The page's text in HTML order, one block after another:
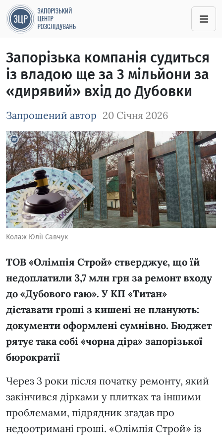
Запорізька компанія судиться
із владою ще за 3 мільйони за
«дирявий» вхід до Дубовки
Запрошений автор 20 Січня 2026
Зображення завантажується
Колаж Юлії Савчук
ТОВ «Олімпія Строй» стверджує, що їй
недоплатили 3,7 млн грн за ремонт входу
до «Дубового гаю». У КП «Титан»
діставати гроші з кишені не планують:
документи оформлені сумнівно. Бюджет
рятує така собі «чорна діра» запорізької
бюрократії
Через 3 роки після початку ремонту, який
закінчився дірками у плитках та іншими
проблемами, підрядник згадав про
недоотримані гроші. «Олімпія Строй» із